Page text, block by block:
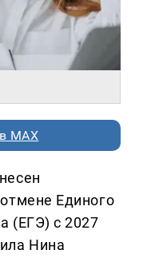
MAX
Единого
(ЕГЭ) с 2027
Нина